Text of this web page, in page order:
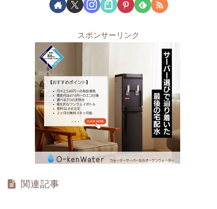
スポンサーリンク
関連記事